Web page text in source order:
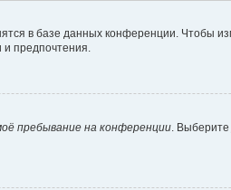
в базе данных конференции. Чтобы
и предпочтения.
пребывание на конференции . Выберите